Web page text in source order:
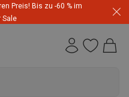
Preis! Bis zu -60 % im
Sale